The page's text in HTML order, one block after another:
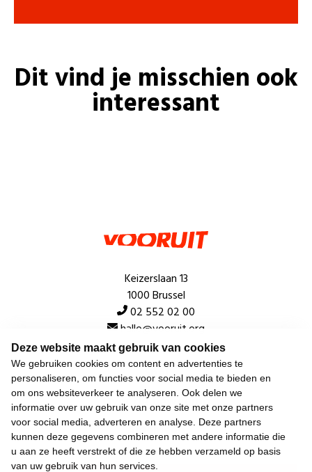
Deze website maakt gebruik van cookies
We gebruiken cookies om content en advertenties te
personaliseren, om functies voor social media te bieden en
om ons websiteverkeer te analyseren. Ook delen we
informatie over uw gebruik van onze site met onze partners
voor social media, adverteren en analyse. Deze partners
kunnen deze gegevens combineren met andere informatie die
u aan ze heeft verstrekt of die ze hebben verzameld op basis
van uw gebruik van hun services.
Dit vind je misschien ook
interessant
Keizerslaan 13
1000 Brussel
02 552 02 00
hallo@vooruit.org
Snel
Over de beweging
Algemeen